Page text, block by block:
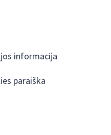
informacija
paraiška